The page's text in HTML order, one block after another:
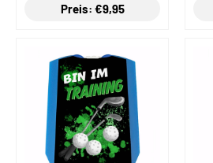
Preis: €9,95